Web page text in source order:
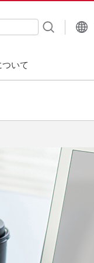
いて